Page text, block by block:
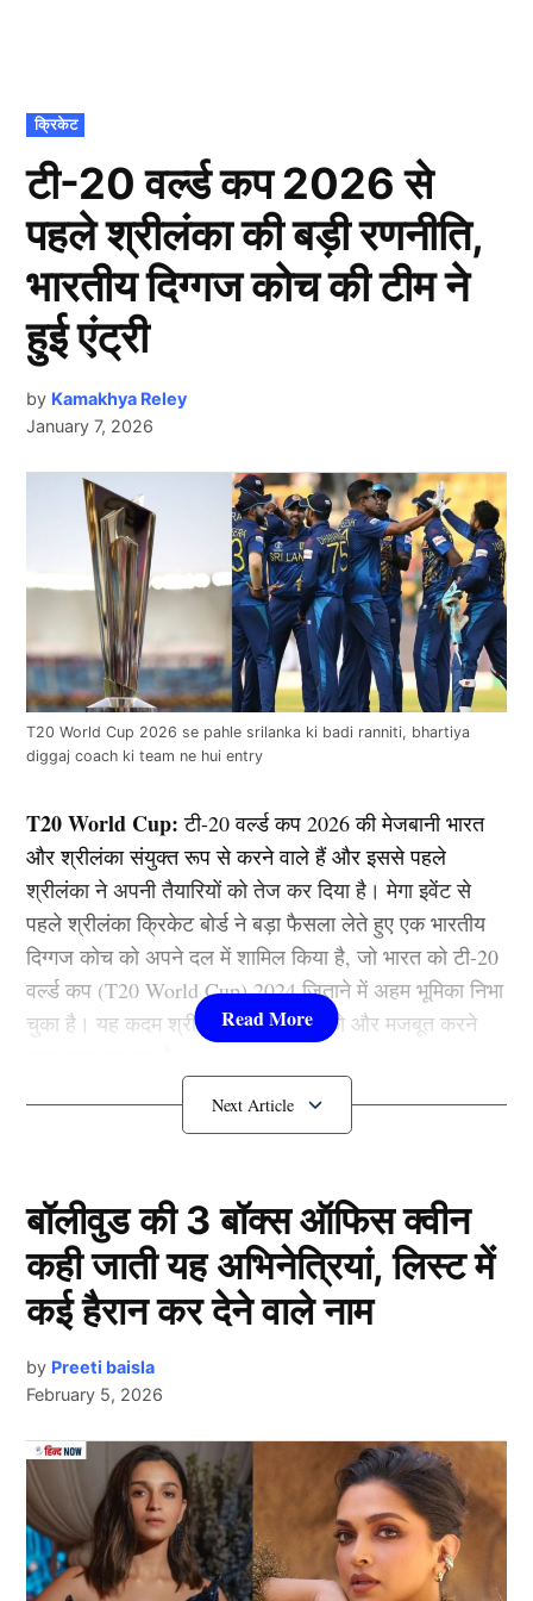
POSTED
IN
क्रिकेट
टी-20 वर्ल्ड कप 2026 से
पहले श्रीलंका की बड़ी रणनीति,
भारतीय दिग्गज कोच की टीम ने
हुई एंट्री
by Kamakhya Reley
January 7, 2026
T20 World Cup 2026 se pahle srilanka ki badi ranniti, bhartiya
diggaj coach ki team ne hui entry
T20 World Cup: टी-20 वर्ल्ड कप 2026 की मेजबानी भारत
और श्रीलंका संयुक्त रूप से करने वाले हैं और इससे पहले
श्रीलंका ने अपनी तैयारियों को तेज कर दिया है। मेगा इवेंट से
पहले श्रीलंका क्रिकेट बोर्ड ने बड़ा फैसला लेते हुए एक भारतीय
दिग्गज कोच को अपने दल में शामिल किया है, जो भारत को टी-20
वर्ल्ड कप (T20 World Cup) 2024 जिताने में अहम भूमिका निभा
चुका है। यह कदम श्रीलंका की रणनीति को और मजबूत करने
T20 World Cup से पहले श्रीलंका की
T20 World Cup
दरअसल, टी20 वर्ल्ड कप (T20 World Cup) 2026 से पहले
श्रीलंका क्रिकेट बोर्ड ने बड़ा कदम उठाते हुए भारतीय दिग्गज
Next Article
बॉलीवुड की 3 बॉक्स ऑफिस क्वीन
कही जाती यह अभिनेत्रियां, लिस्ट में
कई हैरान कर देने वाले नाम
by Preeti baisla
February 5, 2026